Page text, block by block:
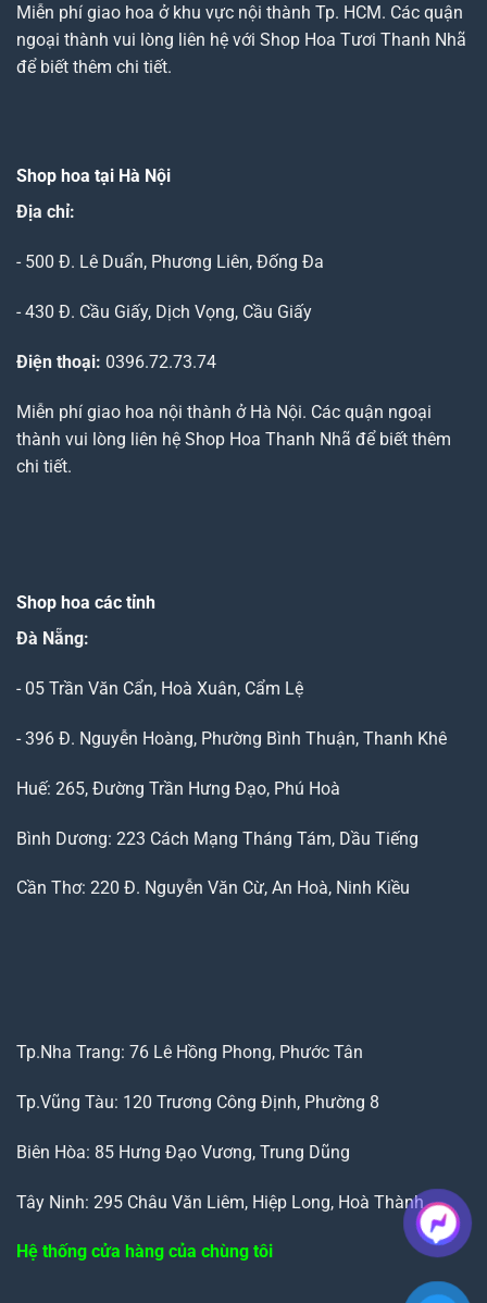
Miễn phí giao hoa ở khu vực nội thành Tp. HCM. Các quận
ngoại thành vui lòng liên hệ với Shop Hoa Tươi Thanh Nhã
để biết thêm chi tiết.
Shop hoa tại Hà Nội
Địa chỉ:
- 500 Đ. Lê Duẩn, Phương Liên, Đống Đa
- 430 Đ. Cầu Giấy, Dịch Vọng, Cầu Giấy
Điện thoại: 0396.72.73.74
Miễn phí giao hoa nội thành ở Hà Nội. Các quận ngoại
thành vui lòng liên hệ Shop Hoa Thanh Nhã để biết thêm
chi tiết.
Shop hoa các tỉnh
Đà Nẵng:
- 05 Trần Văn Cẩn, Hoà Xuân, Cẩm Lệ
- 396 Đ. Nguyễn Hoàng, Phường Bình Thuận, Thanh Khê
Huế: 265, Đường Trần Hưng Đạo, Phú Hoà
Bình Dương: 223 Cách Mạng Tháng Tám, Dầu Tiếng
Cần Thơ: 220 Đ. Nguyễn Văn Cừ, An Hoà, Ninh Kiều
Tp.Nha Trang: 76 Lê Hồng Phong, Phước Tân
Tp.Vũng Tàu: 120 Trương Công Định, Phường 8
Biên Hòa: 85 Hưng Đạo Vương, Trung Dũng
Tây Ninh: 295 Châu Văn Liêm, Hiệp Long, Hoà Thành
Hệ thống cửa hàng của chùng tôi